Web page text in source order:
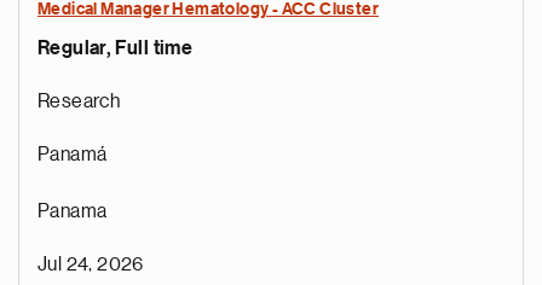
Medical Manager Hematology - ACC Cluster
Regular, Full time
Research
Panamá
Panama
Jul 24, 2026